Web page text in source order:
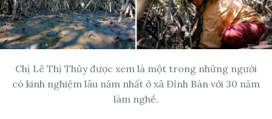
Chị Lê Thị Thủy được xem là một trong những người
có kinh nghiệm lâu năm nhất ở xã Đỉnh Bàn với 30 năm
làm nghề.